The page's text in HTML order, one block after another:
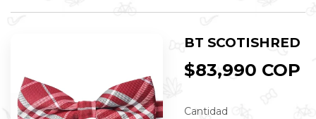
BT SCOTISHRED
$83,990 COP
Cantidad